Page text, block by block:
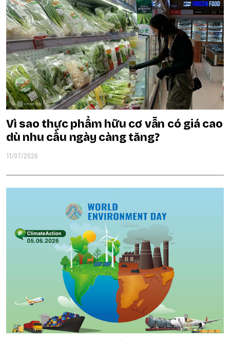
Vì sao thực phẩm hữu cơ vẫn có giá cao
dù nhu cầu ngày càng tăng?
11/07/2026